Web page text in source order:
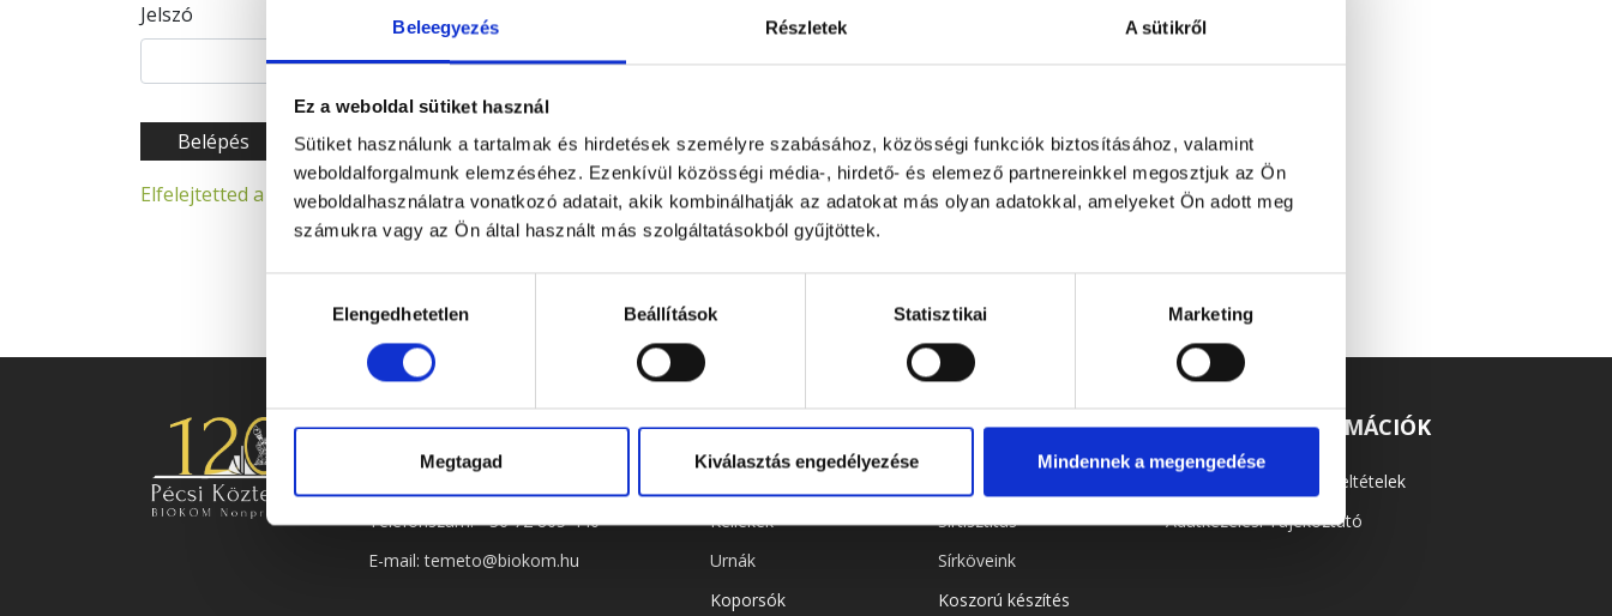
Beleegyezés Részletek A sütikről
Ez a weboldal sütiket használ
Sütiket használunk a tartalmak és hirdetések személyre szabásához, közösségi funkciók biztosításához, valamint
weboldalforgalmunk elemzéséhez. Ezenkívül közösségi média-, hirdető- és elemező partnereinkkel megosztjuk az Ön
weboldalhasználatra vonatkozó adatait, akik kombinálhatják az adatokat más olyan adatokkal, amelyeket Ön adott meg
számukra vagy az Ön által használt más szolgáltatásokból gyűjtöttek.
kiválasztásaElengedhetetlen Beállítások Statisztikai Marketing
Megtagad Kiválasztás engedélyezése Mindennek a megengedése
Jelszó
Belépés
Elfelejtetted a jelszavad?
ELÉRHETŐSÉGEK
Telefonszám:+36 72 805 440
E-mail:temeto@biokom.hu
WEBSHOP
Kellékek
Urnák
Koporsók
SZOLGÁLTATÁSOK
Sírtisztítás
Sírköveink
Koszorú készítés
HASZNOS INFORMÁCIÓK
Általános Szerződési Feltételek
Adatkezelési Tájékoztató